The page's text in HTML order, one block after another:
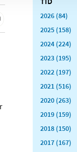
2026 (84)
2025 (158)
2024 (224)
2023 (195)
2022 (197)
2021 (516)
2020 (263)
2019 (159)
2018 (150)
2017 (167)